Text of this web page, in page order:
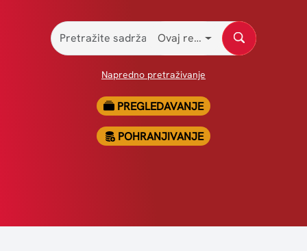
Kontakt
Ovaj repozitorij
Napredno pretraživanje
PREGLEDAVANJE
POHRANJIVANJE